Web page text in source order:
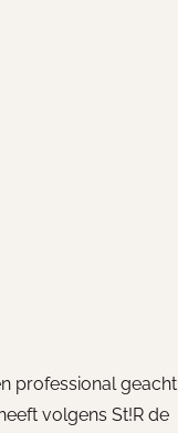
professional geacht
volgens St!R de